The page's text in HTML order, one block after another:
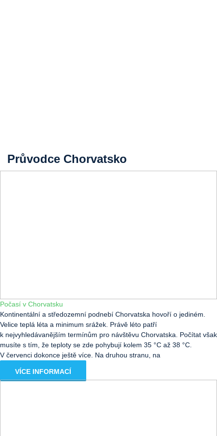
Průvodce Chorvatsko
Počasí v Chorvatsku
Kontinentální a středozemní podnebí Chorvatska hovoří o jediném.
Velice teplá léta a minimum srážek. Právě léto patří
k nejvyhledávanějším termínům pro návštěvu Chorvatska. Počítat však
musíte s tím, že teploty se zde pohybují kolem 35 °C až 38 °C.
V červenci dokonce ještě více. Na druhou stranu, na
VÍCE INFORMACÍ